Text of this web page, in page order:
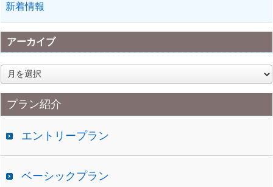
新着情報
アーカイブ
ア
ー
カ
イプラン紹介
エントリープラン
ベーシックプラン